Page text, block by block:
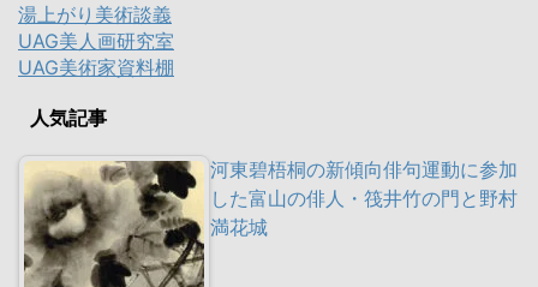
湯上がり美術談義
UAG美人画研究室
UAG美術家資料棚
人気記事
河東碧梧桐の新傾向俳句運動に参加
した富山の俳人・筏井竹の門と野村
満花城